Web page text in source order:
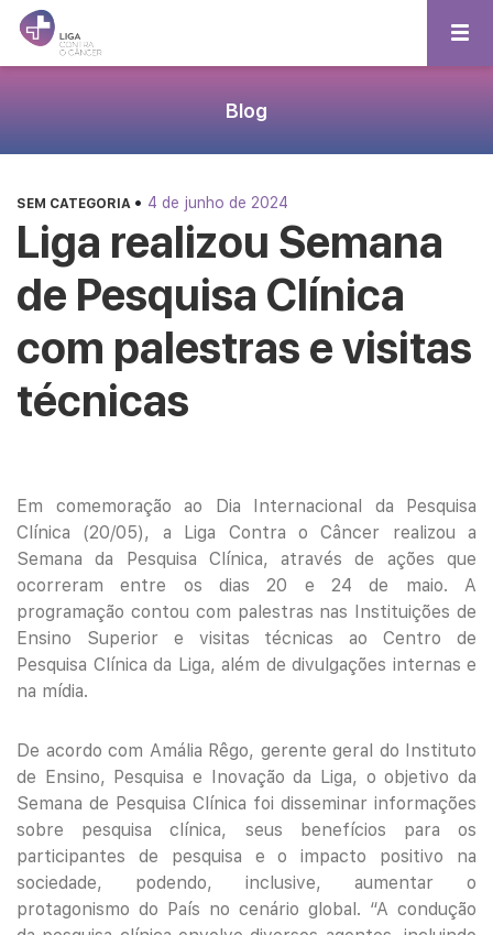
Blog
SEM CATEGORIA • 4 de junho de 2024
Liga realizou Semana
de Pesquisa Clínica
com palestras e visitas
técnicas
Em comemoração ao Dia Internacional da Pesquisa
Clínica (20/05), a Liga Contra o Câncer realizou a
Semana da Pesquisa Clínica, através de ações que
ocorreram entre os dias 20 e 24 de maio. A
programação contou com palestras nas Instituições de
Ensino Superior e visitas técnicas ao Centro de
Pesquisa Clínica da Liga, além de divulgações internas e
na mídia.
De acordo com Amália Rêgo, gerente geral do Instituto
de Ensino, Pesquisa e Inovação da Liga, o objetivo da
Semana de Pesquisa Clínica foi disseminar informações
sobre pesquisa clínica, seus benefícios para os
participantes de pesquisa e o impacto positivo na
sociedade, podendo, inclusive, aumentar o
protagonismo do País no cenário global. “A condução